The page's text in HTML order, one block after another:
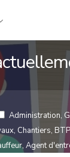
Administration,
Chantiers, BTP
Agent